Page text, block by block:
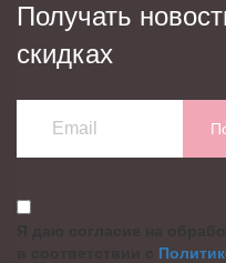
Получать
скидках